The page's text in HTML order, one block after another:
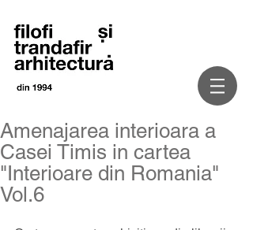
Amenajarea interioara a
Casei Timis in cartea
"Interioare din Romania"
Vol.6